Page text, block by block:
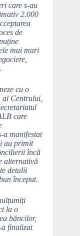
care s-au
2.000
de
mai mari
cu o
al Centrului,
care
a manifestat
au primit
încă
alternativă
detalii
început.
la o
băncilor,
a finalizat